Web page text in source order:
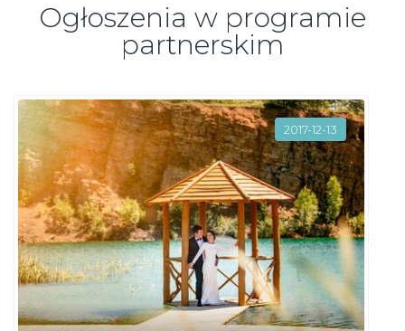
Ogłoszenia w programie
partnerskim
2017-12-13